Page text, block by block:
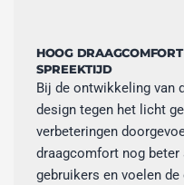
HOOG
SPREEKTIJD
Bij de ontwikkeling van
design tegen het licht
verbeteringen
draagcomfort nog
gebruikers en voelen